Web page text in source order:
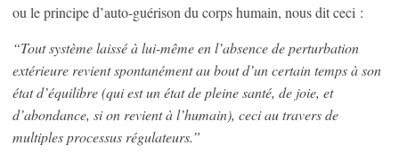
ou le principe d’auto-guérison du corps humain, nous dit ceci :
“Tout système laissé à lui-même en l’absence de perturbation
extérieure revient spontanément au bout d’un certain temps à son
état d’équilibre (qui est un état de pleine santé, de joie, et
d’abondance, si on revient à l’humain), ceci au travers de
multiples processus régulateurs.”